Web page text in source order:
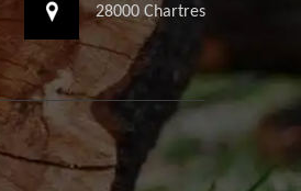
28000 Chartres